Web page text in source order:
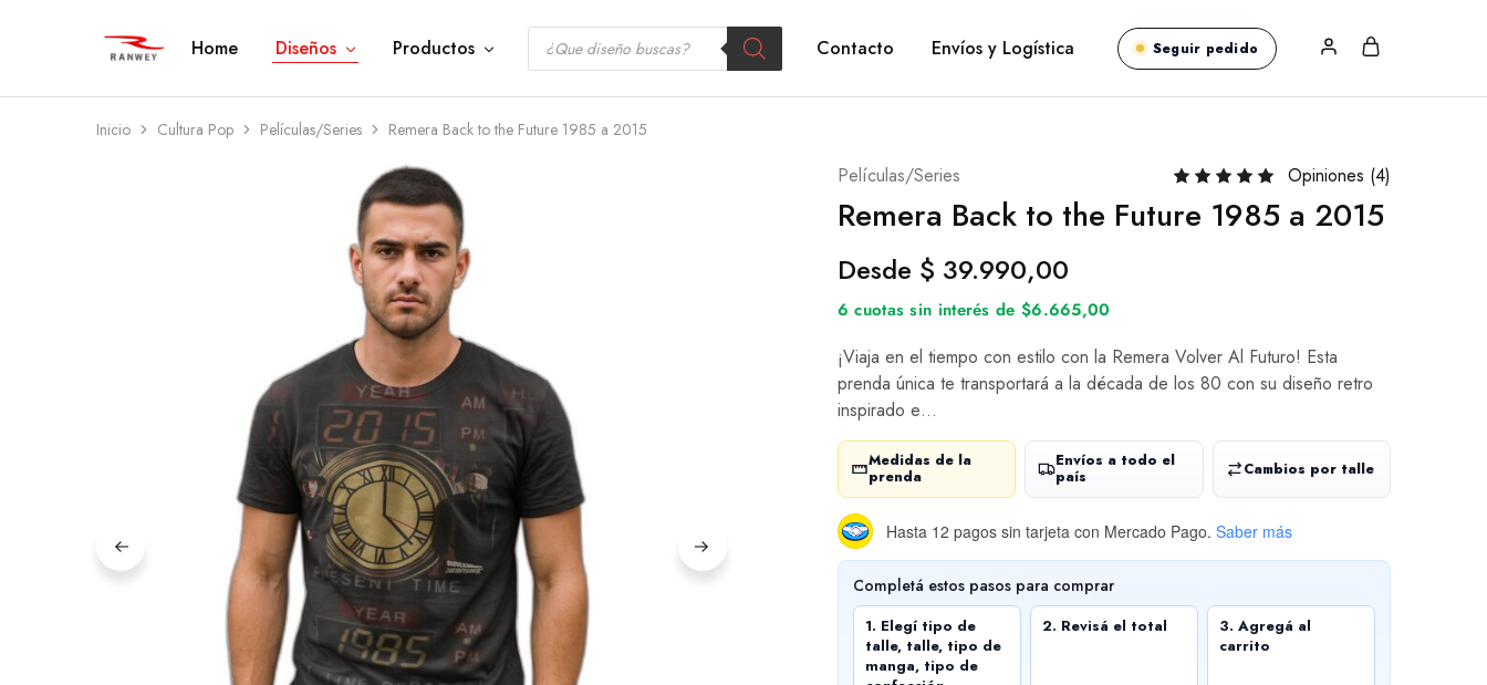
Ranwey
Tu
Tu
Diseño
Tu
Tu
—
Remeras,
Home Diseños Productos Contacto Envíos y Logística Seguir pedido
Inicio Cultura Pop Películas/Series Remera Back to the Future 1985 a 2015
Películas/Series Opiniones (4)
Remera Back to the Future 1985 a 2015
Desde $ 39.990,00
6 cuotas sin interés de $6.665,00
¡Viaja en el tiempo con estilo con la Remera Volver Al Futuro! Esta
prenda única te transportará a la década de los 80 con su diseño retro
inspirado e…
Medidas de la
prenda
Envíos a todo el
país
Cambios por talle
Hasta 12 pagos sin tarjeta con Mercado Pago. Saber más
Completá estos pasos para comprar
1. Elegí tipo de
talle, talle, tipo de
manga, tipo de
2. Revisá el total
3. Agregá al
carrito